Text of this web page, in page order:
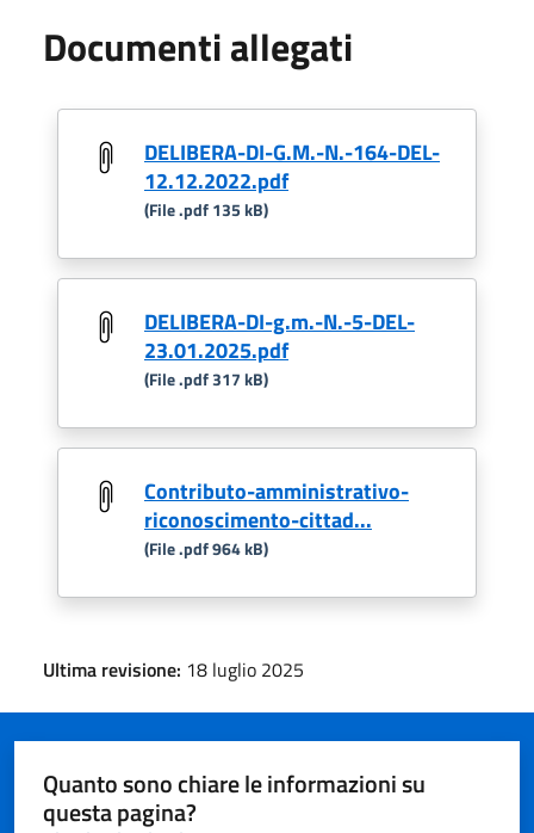
Documenti allegati
DELIBERA-DI-G.M.-N.-164-DEL-
12.12.2022.pdf
(File .pdf 135 kB)
DELIBERA-DI-g.m.-N.-5-DEL-
23.01.2025.pdf
(File .pdf 317 kB)
Contributo-amministrativo-
riconoscimento-cittad...
(File .pdf 964 kB)
Ultima revisione: 18 luglio 2025
Quanto sono chiare le informazioni su
questa pagina?